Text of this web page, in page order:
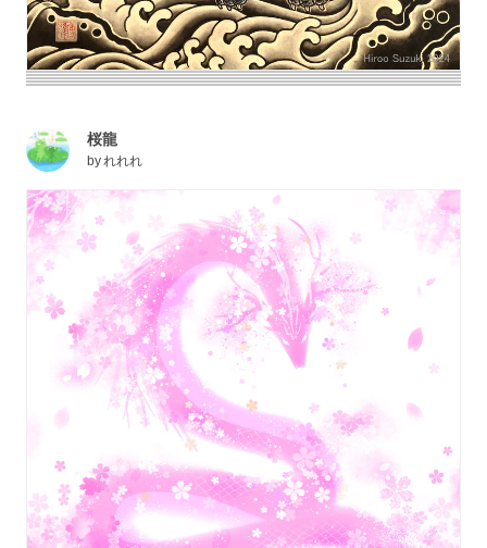
桜龍
byれれれ